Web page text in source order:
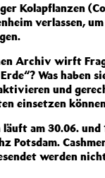
Kolapflanzen
verlassen,
Archiv wirft
Was haben
und
einsetzen
am 30.06. und
Potsdam.
werden